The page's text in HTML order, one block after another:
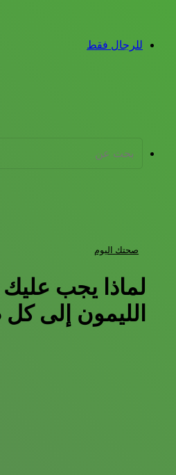
للرجال فقط
صحتك اليوم
لماذا يجب
الليمون إلى